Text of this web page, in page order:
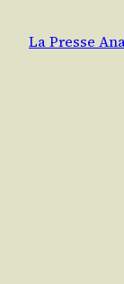
La Presse